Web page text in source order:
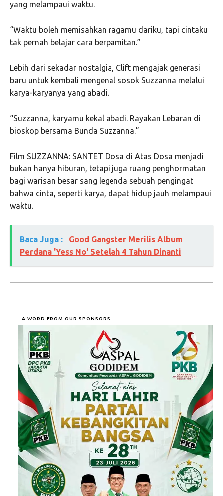
yang melampaui waktu.
“Waktu boleh memisahkan ragamu dariku, tapi cintaku
tak pernah belajar cara berpamitan.”
Lebih dari sekadar nostalgia, Clift mengajak generasi
baru untuk kembali mengenal sosok Suzzanna melalui
karya-karyanya yang abadi.
“Suzzanna, karyamu kekal abadi. Rayakan Lebaran di
bioskop bersama Bunda Suzzanna.”
Film SUZZANNA: SANTET Dosa di Atas Dosa menjadi
bukan hanya hiburan, tetapi juga ruang penghormatan
bagi warisan besar sang legenda sebuah pengingat
bahwa cinta, seperti karya, dapat hidup jauh melampaui
waktu.
Baca Juga :
Good Gangster Merilis Album
Perdana 'Yess No' Setelah 4 Tahun Dinanti
- A WORD FROM OUR SPONSORS -